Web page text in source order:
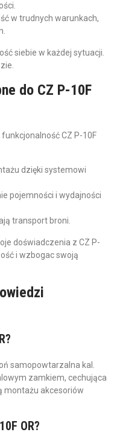
w trudnych warunkach,
siebie w każdej sytuacji.
do CZ P-10F
CZ P-10F
dzięki systemowi
pojemności i wydajności
transport broni.
doświadczenia z CZ P-
i wzbogac swoją
samopowtarzalna kal.
zamkiem, cechująca
montażu akcesoriów
OR?